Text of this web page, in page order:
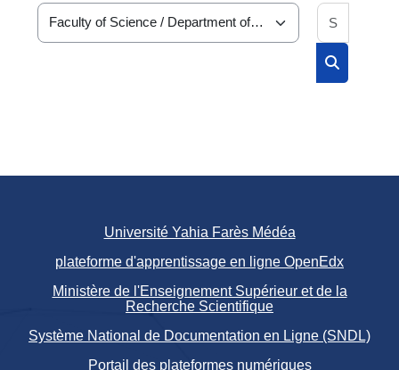
Course categories
Université Yahia Farès Médéa
plateforme d'apprentissage en ligne OpenEdx
Ministère de l'Enseignement Supérieur et de la
Recherche Scientifique
Système National de Documentation en Ligne (SNDL)
Portail des plateformes numériques